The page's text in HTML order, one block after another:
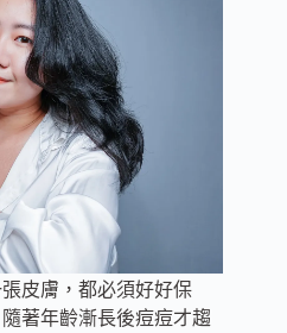
皮膚，都必須好好保
著年齡漸長後痘痘才趨